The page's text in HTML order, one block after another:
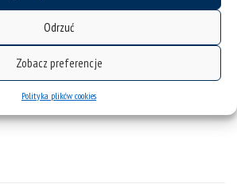
Odrzuć
Zobacz preferencje
Polityka plików cookies
Konkurs Studenckich